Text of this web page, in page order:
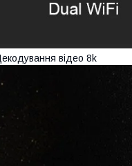
відео 8k